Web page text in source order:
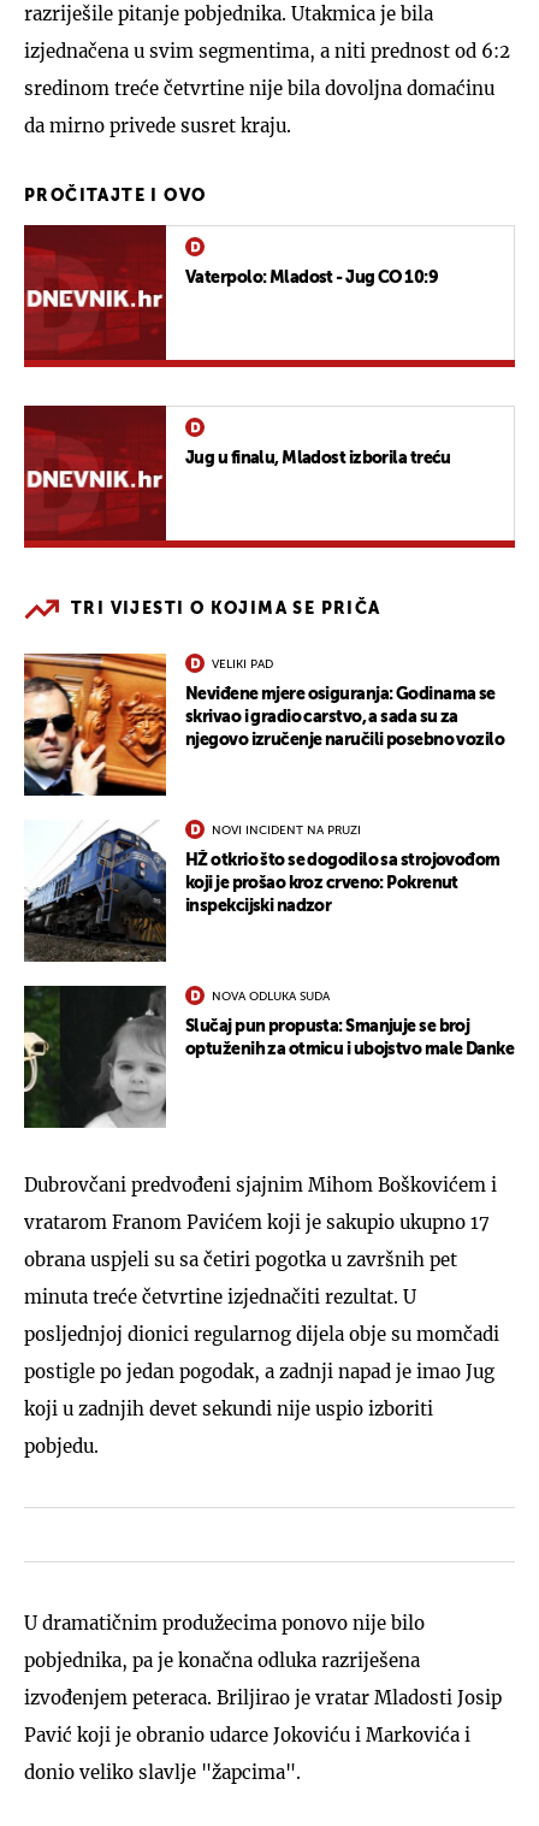
razriješile pitanje pobjednika. Utakmica je bila
izjednačena u svim segmentima, a niti prednost od 6:2
sredinom treće četvrtine nije bila dovoljna domaćinu
da mirno privede susret kraju.
PROČITAJTE I OVO
Vaterpolo: Mladost - Jug CO 10:9
Jug u finalu, Mladost izborila treću
TRI VIJESTI O KOJIMA SE PRIČA
VELIKI PAD
Neviđene mjere osiguranja: Godinama se
skrivao i gradio carstvo, a sada su za
njegovo izručenje naručili posebno vozilo
NOVI INCIDENT NA PRUZI
HŽ otkrio što se dogodilo sa strojovođom
koji je prošao kroz crveno: Pokrenut
inspekcijski nadzor
NOVA ODLUKA SUDA
Slučaj pun propusta: Smanjuje se broj
optuženih za otmicu i ubojstvo male Danke
Dubrovčani predvođeni sjajnim Mihom Boškovićem i
vratarom Franom Pavićem koji je sakupio ukupno 17
obrana uspjeli su sa četiri pogotka u završnih pet
minuta treće četvrtine izjednačiti rezultat. U
posljednjoj dionici regularnog dijela obje su momčadi
postigle po jedan pogodak, a zadnji napad je imao Jug
koji u zadnjih devet sekundi nije uspio izboriti
pobjedu.
U dramatičnim produžecima ponovo nije bilo
pobjednika, pa je konačna odluka razriješena
izvođenjem peteraca. Briljirao je vratar Mladosti Josip
Pavić koji je obranio udarce Jokoviću i Markovića i
donio veliko slavlje "žapcima".